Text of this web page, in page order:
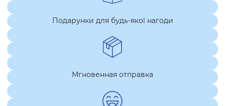
Подарунки для будь-якої нагоди
Мгновенная отправка